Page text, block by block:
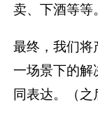
卖、下酒等等。
最终，我们将
一场景下的解
同表达。（之